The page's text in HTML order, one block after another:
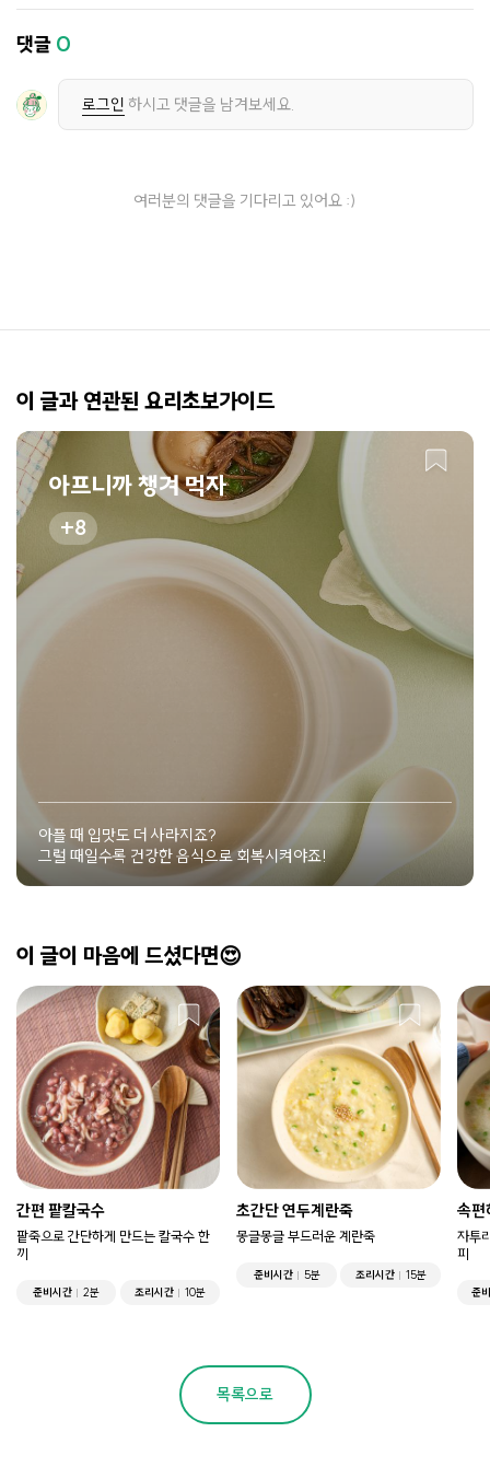
댓글 0
로그인 하시고 댓글을 남겨보세요.
여러분의 댓글을 기다리고 있어요 :)
이 글과 연관된 요리초보가이드
아프니까 챙겨 먹자
8
아플 때 입맛도 더 사라지죠?
그럴 때일수록 건강한 음식으로 회복시켜야죠!
이 글이 마음에 드셨다면😍
간편 팥칼국수
팥죽으로 간단하게 만드는 칼국수 한
끼
준비시간 2분 조리시간 10분
초간단 연두계란죽
몽글몽글 부드러운 계란죽
준비시간 5분 조리시간 15분
속편
자투
피
준
목록으로